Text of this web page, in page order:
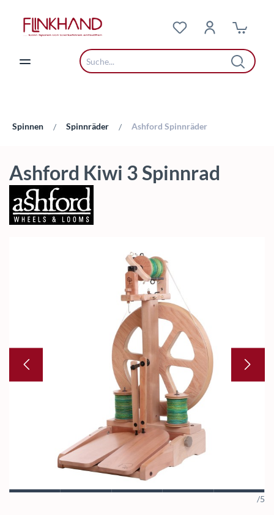
Spinnen / Spinnräder / Ashford Spinnräder
Ashford Kiwi 3 Spinnrad
/5